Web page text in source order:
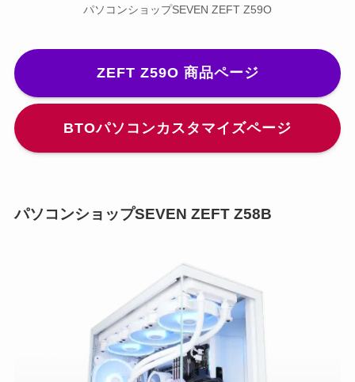
パソコンショップSEVEN ZEFT Z59O
ZEFT Z59O 商品ページ
BTOパソコンカスタマイズページ
パソコンショップSEVEN ZEFT Z58B